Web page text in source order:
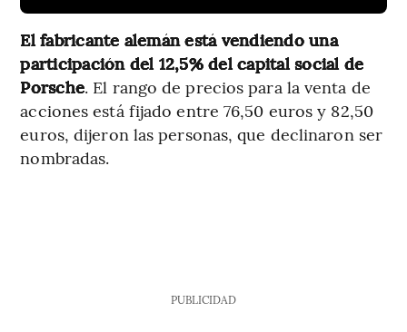
El fabricante alemán está vendiendo una
participación del 12,5% del capital social de
Porsche. El rango de precios para la venta de
acciones está fijado entre 76,50 euros y 82,50
euros, dijeron las personas, que declinaron ser
nombradas.
PUBLICIDAD